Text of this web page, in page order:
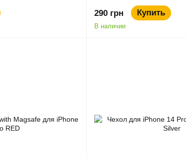
290 грн Купить
В наличии